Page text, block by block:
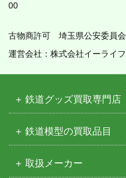
00
古物商許可 埼玉県公安委員
運営会社：株式会社イーライフ
鉄道グッズ買取専門店
鉄道模型の買取品目
取扱メーカー